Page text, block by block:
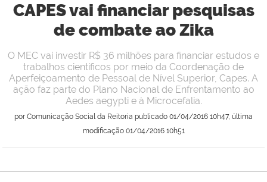
CAPES vai financiar pesquisas
de combate ao Zika
por Comunicação Social da Reitoria publicado 01/04/2016 10h47, última
modificação01/04/2016 10h51
O MEC vai investir R$ 36 milhões para financiar estudos e
trabalhos científicos por meio da Coordenação de
Aperfeiçoamento de Pessoal de Nível Superior, Capes. A
ação faz parte do Plano Nacional de Enfrentamento ao
Aedes aegypti e à Microcefalia.